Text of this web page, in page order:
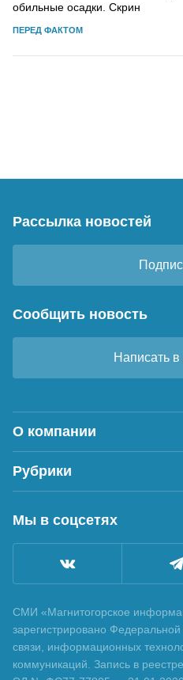
обильные осадки. Скрин
ПЕРЕД ФАКТОМ
Рассылка новостей
Сообщить новость
Написать
О компании
Рубрики
Мы в соцсетях
СМИ «Магнитогорское
зарегистрировано
связи, информационных
коммуникаций. Запись в